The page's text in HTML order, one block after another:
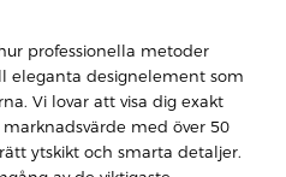
professionella metoder
eleganta designelement som
Vi lovar att visa dig exakt
med över 50
ytskikt och smarta detaljer.